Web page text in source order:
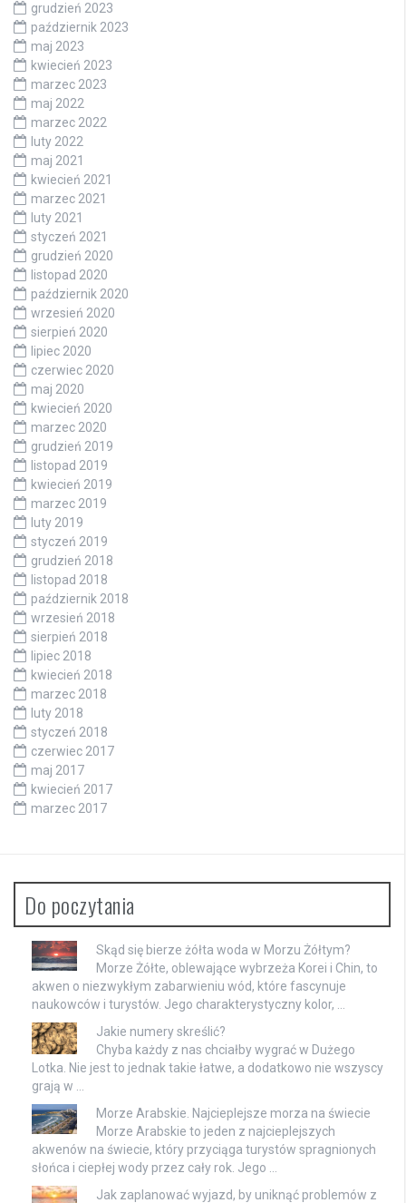
grudzień 2023
październik 2023
maj 2023
kwiecień 2023
marzec 2023
maj 2022
marzec 2022
luty 2022
maj 2021
kwiecień 2021
marzec 2021
luty 2021
styczeń 2021
grudzień 2020
listopad 2020
październik 2020
wrzesień 2020
sierpień 2020
lipiec 2020
czerwiec 2020
maj 2020
kwiecień 2020
marzec 2020
grudzień 2019
listopad 2019
kwiecień 2019
marzec 2019
luty 2019
styczeń 2019
grudzień 2018
listopad 2018
październik 2018
wrzesień 2018
sierpień 2018
lipiec 2018
kwiecień 2018
marzec 2018
luty 2018
styczeń 2018
czerwiec 2017
maj 2017
kwiecień 2017
marzec 2017
Do poczytania
Skąd się bierze żółta woda w Morzu Żółtym?
Morze Żółte, oblewające wybrzeża Korei i Chin, to
akwen o niezwykłym zabarwieniu wód, które fascynuje
naukowców i turystów. Jego charakterystyczny kolor, …
Jakie numery skreślić?
Chyba każdy z nas chciałby wygrać w Dużego
Lotka. Nie jest to jednak takie łatwe, a dodatkowo nie wszyscy
grają w …
Morze Arabskie. Najcieplejsze morza na świecie
Morze Arabskie to jeden z najcieplejszych
akwenów na świecie, który przyciąga turystów spragnionych
słońca i ciepłej wody przez cały rok. Jego …
Jak zaplanować wyjazd, by uniknąć problemów z